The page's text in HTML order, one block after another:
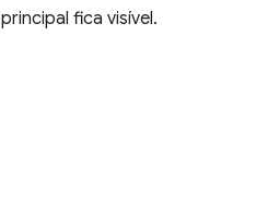
principal fica visível.